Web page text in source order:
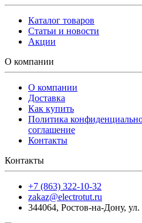
Каталог товаров
Статьи и новости
Акции
О компании
О компании
Доставка
Как купить
Политика
соглашение
Контакты
Контакты
+7 (863) 322-10-32
zakaz@electrotut.ru
344064, Ростов-на-Дону,